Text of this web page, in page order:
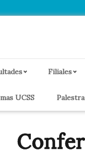
Filiales
UCSS Palestra